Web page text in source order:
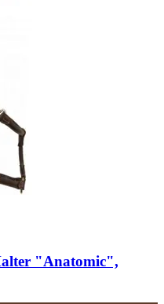
"Anatomic",